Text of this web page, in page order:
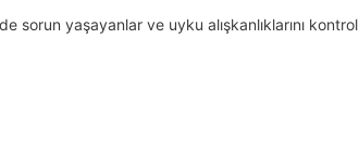
sorun yaşayanlar ve uyku alışkanlıklarını kontrol